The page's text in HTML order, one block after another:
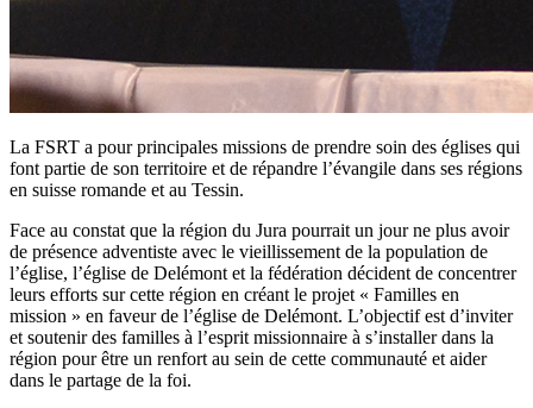
La FSRT a pour principales missions de prendre soin des églises qui
font partie de son territoire et de répandre l’évangile dans ses régions
en suisse romande et au Tessin.
Face au constat que la région du Jura pourrait un jour ne plus avoir
de présence adventiste avec le vieillissement de la population de
l’église, l’église de Delémont et la fédération décident de concentrer
leurs efforts sur cette région en créant le projet « Familles en
mission » en faveur de l’église de Delémont. L’objectif est d’inviter
et soutenir des familles à l’esprit missionnaire à s’installer dans la
région pour être un renfort au sein de cette communauté et aider
dans le partage de la foi.